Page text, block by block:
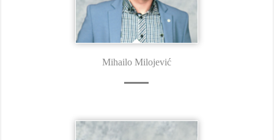
Mihailo Milojević